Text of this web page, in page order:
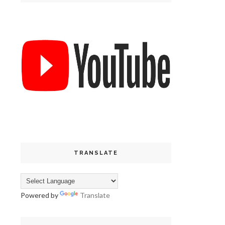
TRANSLATE
Powered by Translate